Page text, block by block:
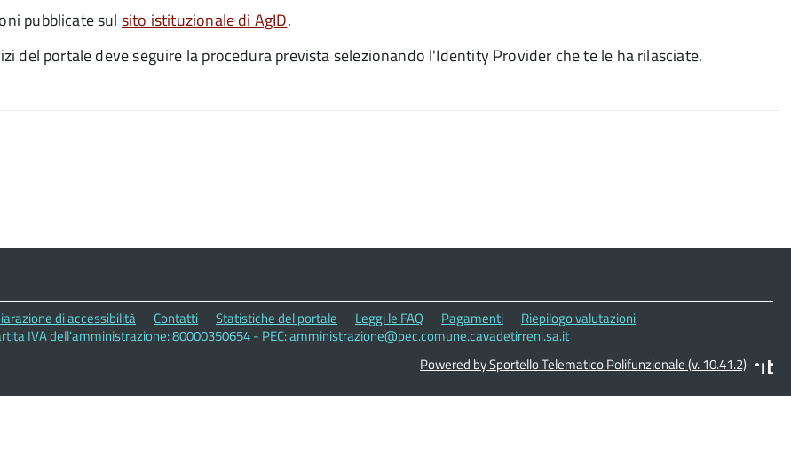
pubblicate sul sito istituzionale di AgID.
del portale deve seguire la procedura prevista selezionando l'Identity Provider che te le ha rilasciate.
di accessibilità Contatti Statistiche del portale Leggi le FAQ Pagamenti
Riepilogo valutazioni
IVA dell'amministrazione: 80000350654 - PEC: amministrazione@pec.comune.cavadetirreni.sa.it
Powered by Sportello Telematico Polifunzionale (v. 10.41.2)